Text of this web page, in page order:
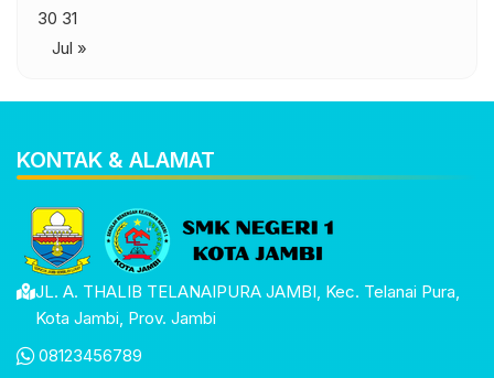
30 31
Jul »
KONTAK & ALAMAT
JL. A. THALIB TELANAIPURA JAMBI, Kec. Telanai Pura,
Kota Jambi, Prov. Jambi
08123456789